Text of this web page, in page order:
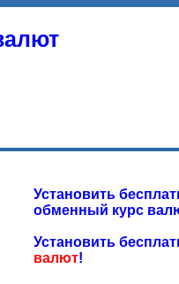
Установить
обменный курс
Установить
валют!